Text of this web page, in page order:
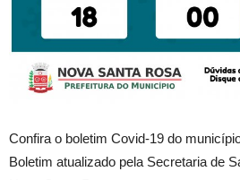
Confira o boletim Covid-19 do
Boletim atualizado pela Secretaria de